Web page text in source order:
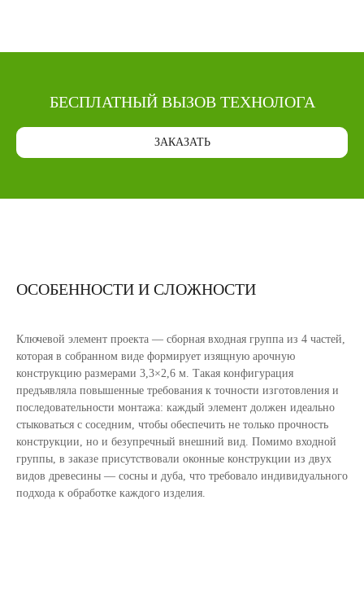
БЕСПЛАТНЫЙ ВЫЗОВ ТЕХНОЛОГА
ЗАКАЗАТЬ
ОСОБЕННОСТИ И СЛОЖНОСТИ
Ключевой элемент проекта — сборная входная группа из 4 частей,
которая в собранном виде формирует изящную арочную
конструкцию размерами 3,3×2,6 м. Такая конфигурация
предъявляла повышенные требования к точности изготовления и
последовательности монтажа: каждый элемент должен идеально
стыковаться с соседним, чтобы обеспечить не только прочность
конструкции, но и безупречный внешний вид. Помимо входной
группы, в заказе присутствовали оконные конструкции из двух
видов древесины — сосны и дуба, что требовало индивидуального
подхода к обработке каждого изделия.